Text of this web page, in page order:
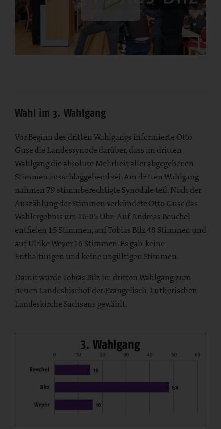
Inhalt
von
externem
Anbieter
Wahl im 3. Wahlgang
Vor Beginn des dritten Wahlgangs informierte Otto
Guse die Landessynode darüber, dass im dritten
Wahlgang die absolute Mehrheit aller abgegebenen
Stimmen ausschlaggebend sei. Am dritten Wahlgang
nahmen 79 stimmberechtigte Synodale teil. Nach der
Auszählung der Stimmen verkündete Otto Guse das
Wahlergebnis um 16:05 Uhr: Auf Andreas Beuchel
entfielen 15 Stimmen, auf Tobias Bilz 48 Stimmen und
auf Ulrike Weyer 16 Stimmen. Es gab keine
Enthaltungen und keine ungültigen Stimmen.
Damit wurde Tobias Bilz im dritten Wahlgang zum
neuen Landesbischof der Evangelisch-Lutherischen
Landeskirche Sachsens gewählt.